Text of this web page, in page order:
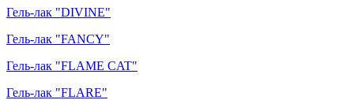
Гель-лак "DIVINE"
Гель-лак "FANCY"
Гель-лак "FLAME CAT"
Гель-лак "FLARE"